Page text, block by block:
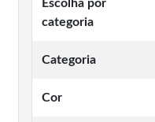
Escolha por
categoria
Categoria
Cor